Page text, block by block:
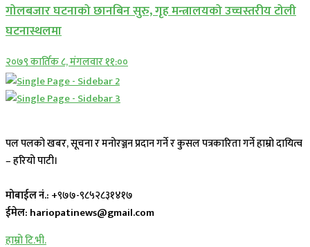
गोलबजार घटनाको छानबिन सुरु, गृह मन्त्रालयको उच्चस्तरीय टोली
घटनास्थलमा
२०७९ कार्तिक ८, मंगलवार ११:००
पल पलको खबर, सूचना र मनोरञ्जन प्रदान गर्ने र कुसल पत्रकारिता गर्ने हाम्रो दायित्व
– हरियो पाटी।
मोबाईल नं.: +९७७-९८५२८३१४१७
ईमेल: hariopatinews@gmail.com
हाम्रो टि.भी.